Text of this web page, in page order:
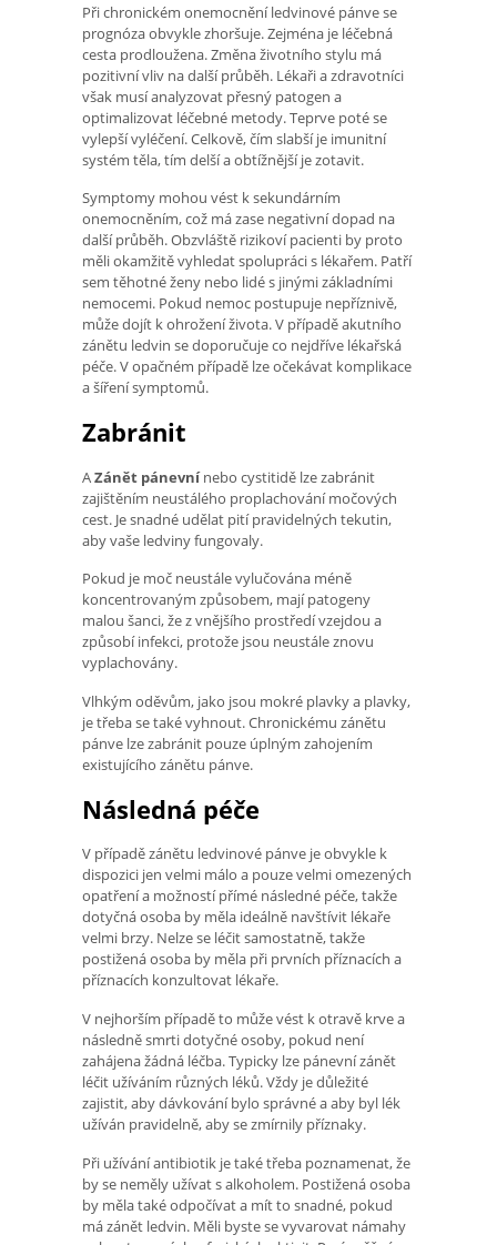
Při chronickém onemocnění ledvinové pánve se
prognóza obvykle zhoršuje. Zejména je léčebná
cesta prodloužena. Změna životního stylu má
pozitivní vliv na další průběh. Lékaři a zdravotníci
však musí analyzovat přesný patogen a
optimalizovat léčebné metody. Teprve poté se
vylepší vyléčení. Celkově, čím slabší je imunitní
systém těla, tím delší a obtížnější je zotavit.
Symptomy mohou vést k sekundárním
onemocněním, což má zase negativní dopad na
další průběh. Obzvláště rizikoví pacienti by proto
měli okamžitě vyhledat spolupráci s lékařem. Patří
sem těhotné ženy nebo lidé s jinými základními
nemocemi. Pokud nemoc postupuje nepříznivě,
může dojít k ohrožení života. V případě akutního
zánětu ledvin se doporučuje co nejdříve lékařská
péče. V opačném případě lze očekávat komplikace
a šíření symptomů.
Zabránit
AZánět pánevnínebo cystitidě lze zabránit
zajištěním neustálého proplachování močových
cest. Je snadné udělat pití pravidelných tekutin,
aby vaše ledviny fungovaly.
Pokud je moč neustále vylučována méně
koncentrovaným způsobem, mají patogeny
malou šanci, že z vnějšího prostředí vzejdou a
způsobí infekci, protože jsou neustále znovu
vyplachovány.
Vlhkým oděvům, jako jsou mokré plavky a plavky,
je třeba se také vyhnout. Chronickému zánětu
pánve lze zabránit pouze úplným zahojením
existujícího zánětu pánve.
Následná péče
V případě zánětu ledvinové pánve je obvykle k
dispozici jen velmi málo a pouze velmi omezených
opatření a možností přímé následné péče, takže
dotyčná osoba by měla ideálně navštívit lékaře
velmi brzy. Nelze se léčit samostatně, takže
postižená osoba by měla při prvních příznacích a
příznacích konzultovat lékaře.
V nejhorším případě to může vést k otravě krve a
následně smrti dotyčné osoby, pokud není
zahájena žádná léčba. Typicky lze pánevní zánět
léčit užíváním různých léků. Vždy je důležité
zajistit, aby dávkování bylo správné a aby byl lék
užíván pravidelně, aby se zmírnily příznaky.
Při užívání antibiotik je také třeba poznamenat, že
by se neměly užívat s alkoholem. Postižená osoba
by měla také odpočívat a mít to snadné, pokud
má zánět ledvin. Měli byste se vyvarovat námahy